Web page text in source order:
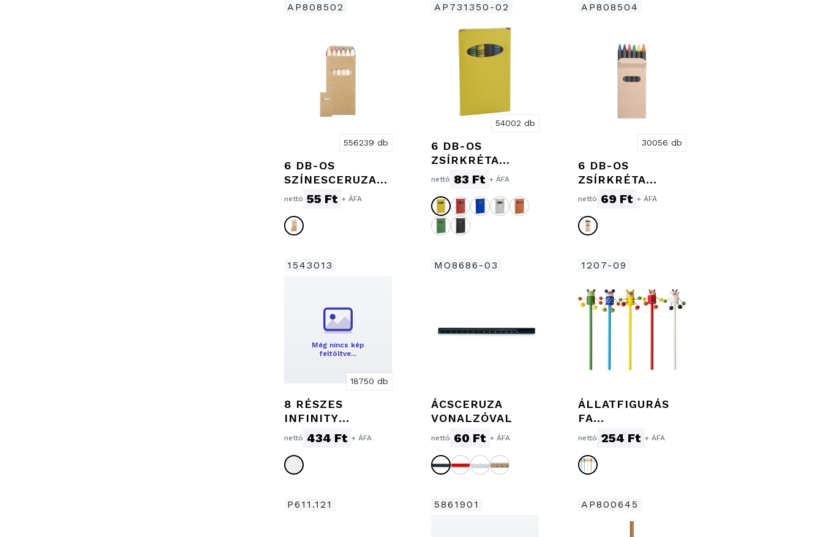
AP808502
556239 db
6 DB-OS
SZÍNESCERUZA
KÉSZLET
nettó 55 Ft + ÁFA
AP731350-02
54002 db
6 DB-OS
ZSÍRKRÉTA
KÉSZLET
nettó 83 Ft + ÁFA
AP808504
30056 db
6 DB-OS
ZSÍRKRÉTA
KÉSZLET
nettó 69 Ft + ÁFA
1543013
Még nincs kép
feltöltve…
18750 db
8 RÉSZES
INFINITY
FESTŐKÉSZLET
nettó 434 Ft + ÁFA
MO8686-03
ÁCSCERUZA
VONALZÓVAL
nettó 60 Ft + ÁFA
1207-09
ÁLLATFIGURÁS
FA
GRAFITCERUZA,
VEGYES
nettó 254 Ft + ÁFA
P611.121 5861901 AP800645